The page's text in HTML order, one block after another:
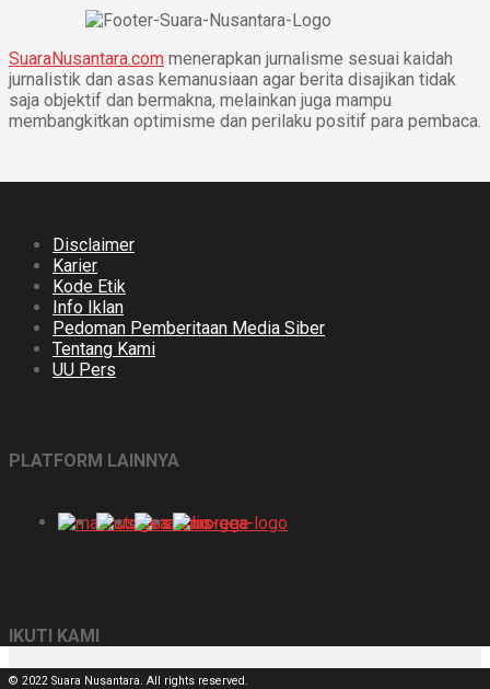
SuaraNusantara.com menerapkan jurnalisme sesuai kaidah
jurnalistik dan asas kemanusiaan agar berita disajikan tidak
saja objektif dan bermakna, melainkan juga mampu
membangkitkan optimisme dan perilaku positif para pembaca.
Disclaimer
Karier
Kode Etik
Info Iklan
Pedoman Pemberitaan Media Siber
Tentang Kami
UU Pers
PLATFORM LAINNYA
IKUTI KAMI
© 2022 Suara Nusantara. All rights reserved.